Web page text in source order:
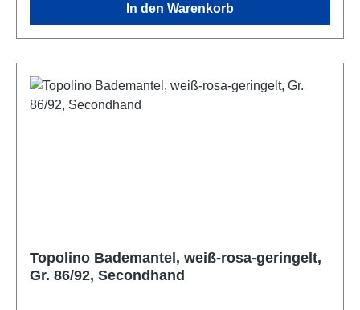
In den Warenkorb
Topolino Bademantel, weiß-rosa-geringelt,
Gr. 86/92, Secondhand